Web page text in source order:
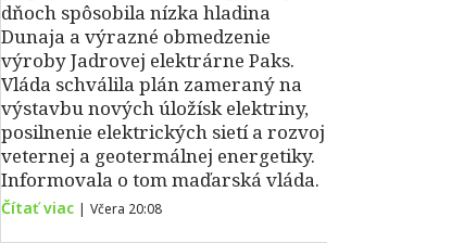
dňoch spôsobila nízka hladina
Dunaja a výrazné obmedzenie
výroby Jadrovej elektrárne Paks.
Vláda schválila plán zameraný na
výstavbu nových úložísk elektriny,
posilnenie elektrických sietí a rozvoj
veternej a geotermálnej energetiky.
Informovala o tom maďarská vláda.
Čítať viac | Včera 20:08